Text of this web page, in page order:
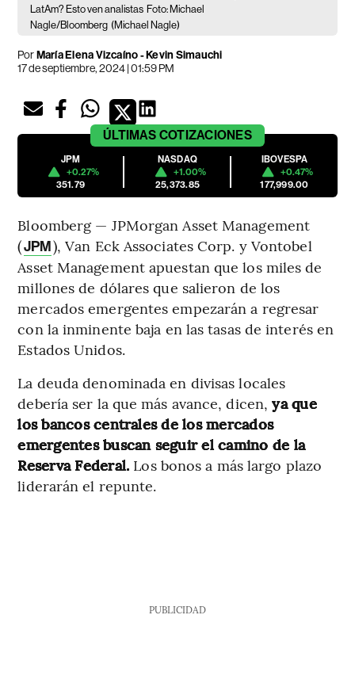
LatAm? Esto ven analistas Foto: Michael
Nagle/Bloomberg (Michael Nagle)
PorMaría Elena Vizcaíno - Kevin Simauchi
17 de septiembre, 2024 | 01:59 PM
ÚLTIMAS COTIZACIONES
JPM
+0.27%
351.79
NASDAQ
+1.00%
25,373.85
IBOVESPA
+0.47%
177,999.00
Bloomberg — JPMorgan Asset Management
(JPM), Van Eck Associates Corp. y Vontobel
Asset Management apuestan que los miles de
millones de dólares que salieron de los
mercados emergentes empezarán a regresar
con la inminente baja en las tasas de interés en
Estados Unidos.
La deuda denominada en divisas locales
debería ser la que más avance, dicen, ya que
los bancos centrales de los mercados
emergentes buscan seguir el camino de la
Reserva Federal. Los bonos a más largo plazo
liderarán el repunte.
PUBLICIDAD